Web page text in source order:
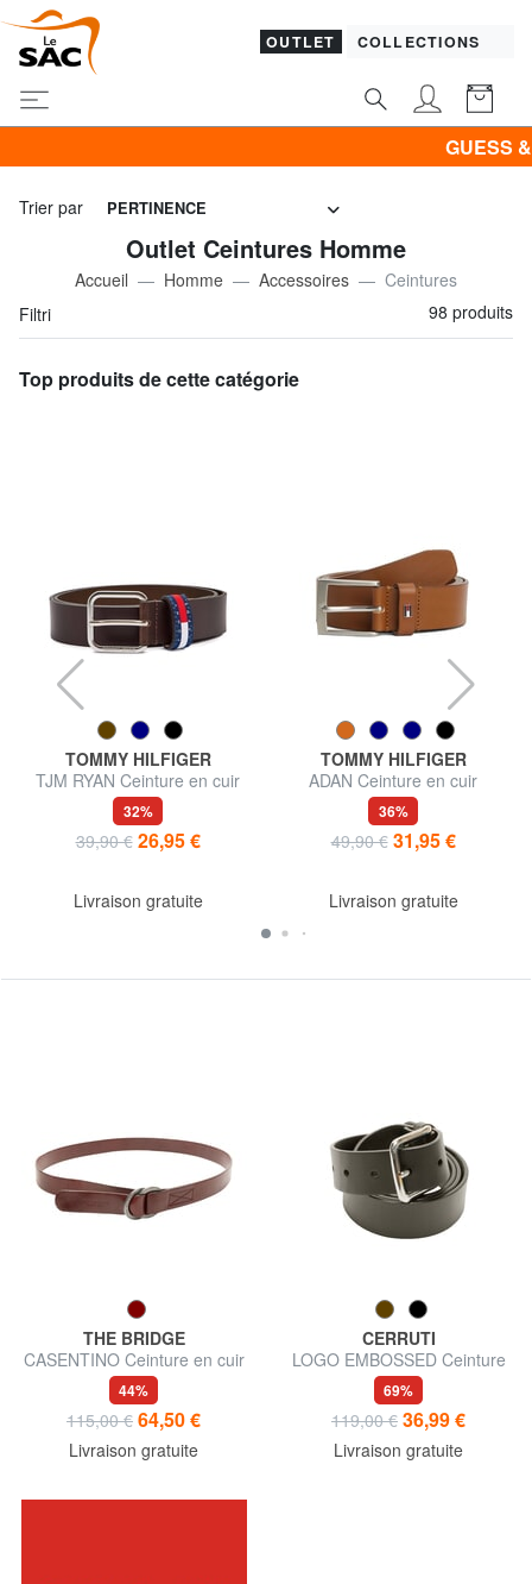
OUTLET COLLECTIONS
GUESS & PIQUADRO -
Trier par PERTINENCE
Outlet Ceintures Homme
Accueil Homme Accessoires
Ceintures
Filtri
98 produits
Top produits de cette catégorie
TOMMY HILFIGER
TJM RYAN Ceinture en cuir
32%
39,90 € 26,95 €
Livraison gratuite
TOMMY HILFIGER
ADAN Ceinture en cuir
36%
49,90 € 31,95 €
Livraison gratuite
THE BRIDGE
CASENTINO Ceinture en cuir
fabriquée en Italie
44%
115,00 € 64,50 €
Livraison gratuite
CERRUTI
LOGO EMBOSSED Ceinture
en cuir raccourcissable
69%
119,00 € 36,99 €
Livraison gratuite